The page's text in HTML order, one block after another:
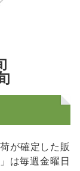
が確定した販
は毎週金曜日